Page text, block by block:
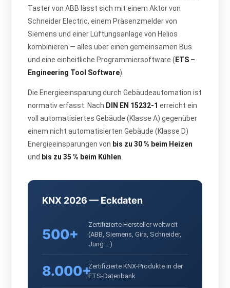
Taster von ABB lässt sich mit einem Aktor von
Schneider Electric, einem Präsenzmelder von
Siemens und einer Lüftungsanlage von Helios
kombinieren — alles über einen gemeinsamen Bus
und eine einheitliche Programmiersoftware ( ETS –
Engineering Tool Software).
Die Energieeinsparung durch Gebäudeautomation ist
normativ erfasst: Nach DIN EN 15232-1 erreicht ein
voll automatisiertes Gebäude (Klasse A) gegenüber
einem nicht automatisierten Gebäude (Klasse D)
Energieeinsparungen von bis zu 30 % beim Heizen
und bis zu 35 % beim Kühlen
KNX 2026 — Eckdaten
500+
Zertifizierte Hersteller weltweit
(ABB, Siemens, Gira, Schneider,
Jung …)
8.000+Zertifizierte KNX-Produkte in der
ETS-Datenbank